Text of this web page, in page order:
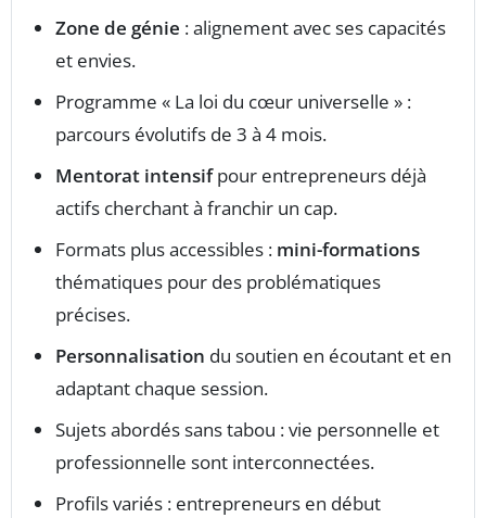
Zone de génie : alignement avec ses capacités
et envies.
Programme « La loi du cœur universelle » :
parcours évolutifs de 3 à 4 mois.
Mentorat intensifpour entrepreneurs déjà
actifs cherchant à franchir un cap.
Formats plus accessibles : mini-formations
thématiques pour des problématiques
précises.
Personnalisation du soutien en écoutant et en
adaptant chaque session.
Sujets abordés sans tabou : vie personnelle et
professionnelle sont interconnectées.
Profils variés : entrepreneurs en début